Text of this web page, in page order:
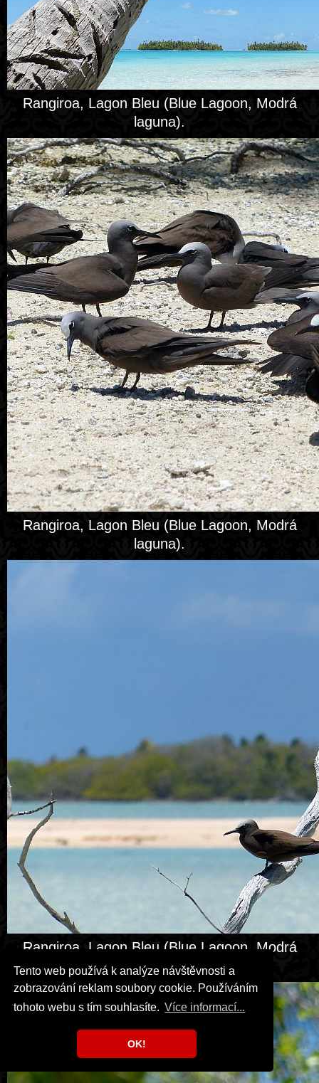
Tento web používá k analýze návštěvnosti a
zobrazování reklam soubory cookie. Používáním
tohoto webu s tím souhlasíte. Více informací...
OK!
Rangiroa, Lagon Bleu (Blue Lagoon, Modrá
laguna).
Rangiroa, Lagon Bleu (Blue Lagoon, Modrá
laguna).
Rangiroa, Lagon Bleu (Blue Lagoon, Modrá
laguna).